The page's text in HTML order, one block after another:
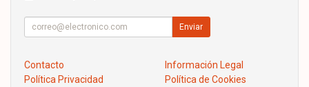
Enviar
Contacto
Información Legal
Política Privacidad
Política de Cookies